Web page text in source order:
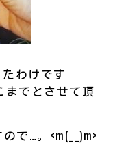
わけです
でとさせて頂
で…。<m(__)m>